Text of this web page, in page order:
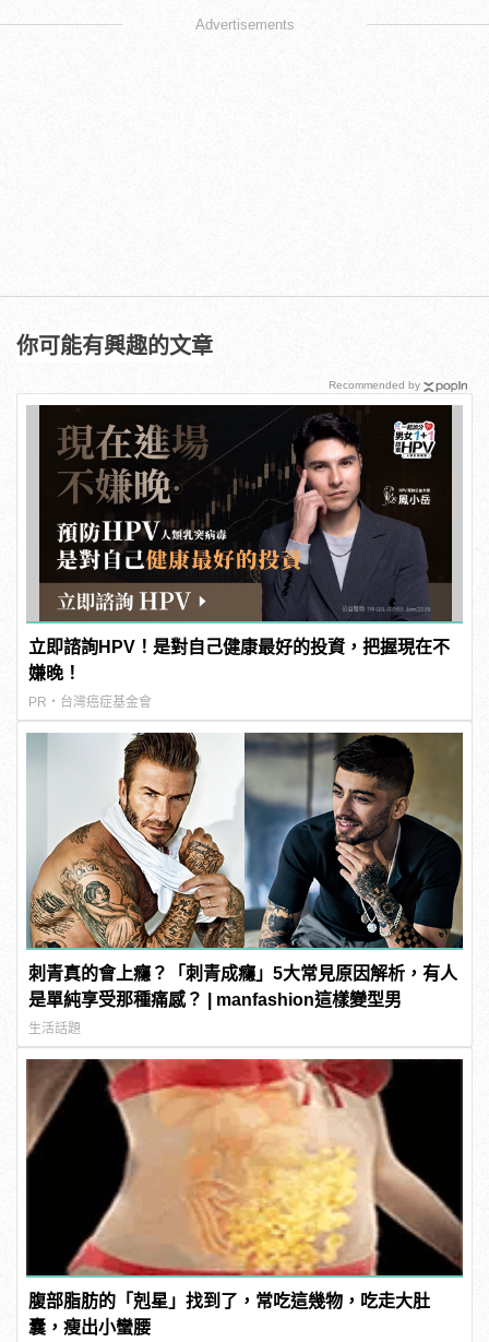
Advertisements
你可能有興趣的文章
立即諮詢HPV！是對自己健康最好的投資，把握現在不
嫌晚！
PR・台灣癌症基金會
刺青真的會上癮？「刺青成癮」5大常見原因解析，有人
是單純享受那種痛感？ | manfashion這樣變型男
生活話題
腹部脂肪的「剋星」找到了，常吃這幾物，吃走大肚
囊，瘦出小蠻腰
Recommended by